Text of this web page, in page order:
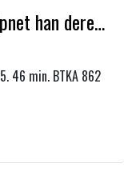
Gunnar Holth. " Da åpnet han deres forstand "
46 min. BTKA 862